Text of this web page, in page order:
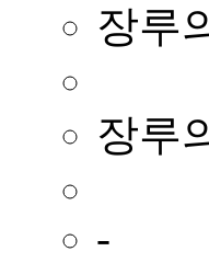
장루
장루
-